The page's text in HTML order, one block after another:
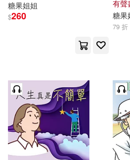
糖果姐姐
$260
有聲
糖果
79 折